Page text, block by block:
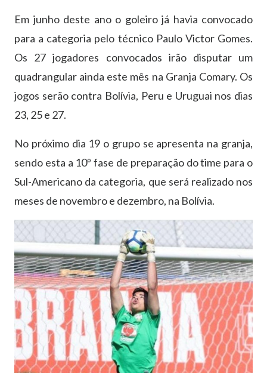
Em junho deste ano o goleiro já havia convocado
para a categoria pelo técnico Paulo Victor Gomes.
Os 27 jogadores convocados irão disputar um
quadrangular ainda este mês na Granja Comary. Os
jogos serão contra Bolívia, Peru e Uruguai nos dias
23, 25 e 27.
No próximo dia 19 o grupo se apresenta na granja,
sendo esta a 10º fase de preparação do time para o
Sul-Americano da categoria, que será realizado nos
meses de novembro e dezembro, na Bolívia.